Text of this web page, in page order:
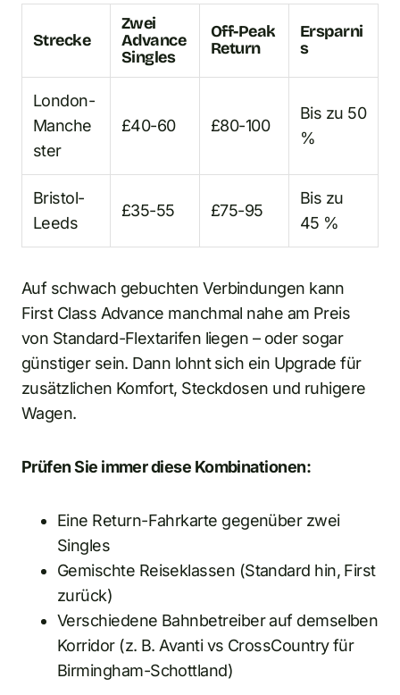
Strecke
Zwei
Advance
Singles
Off-Peak
Return
Ersparni
s
London-
Manche
ster
£40-60 £80-100
Bis zu 50
%
Bristol-
Leeds
£35-55 £75-95
Bis zu
45 %
Auf schwach gebuchten Verbindungen kann
First Class Advance manchmal nahe am Preis
von Standard-Flextarifen liegen – oder sogar
günstiger sein. Dann lohnt sich ein Upgrade für
zusätzlichen Komfort, Steckdosen und ruhigere
Wagen.
Prüfen Sie immer diese Kombinationen:
Eine Return-Fahrkarte gegenüber zwei
Singles
Gemischte Reiseklassen (Standard hin, First
zurück)
Verschiedene Bahnbetreiber auf demselben
Korridor (z. B. Avanti vs CrossCountry für
Birmingham-Schottland)